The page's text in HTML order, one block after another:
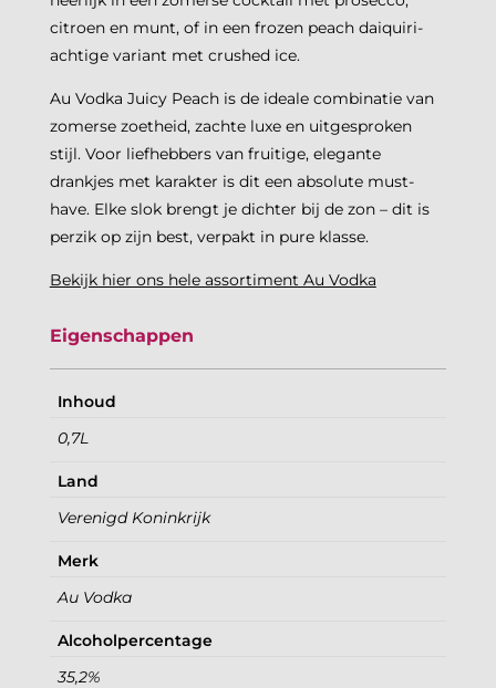
citroen en munt, of in een frozen peach daiquiri-
achtige variant met crushed ice.
Au Vodka Juicy Peach is de ideale combinatie van
zomerse zoetheid, zachte luxe en uitgesproken
stijl. Voor liefhebbers van fruitige, elegante
drankjes met karakter is dit een absolute must-
have. Elke slok brengt je dichter bij de zon – dit is
perzik op zijn best, verpakt in pure klasse.
Bekijk hier ons hele assortiment Au Vodka
Eigenschappen
Inhoud
0,7L
Land
Verenigd Koninkrijk
Merk
Au Vodka
Alcoholpercentage
35,2%